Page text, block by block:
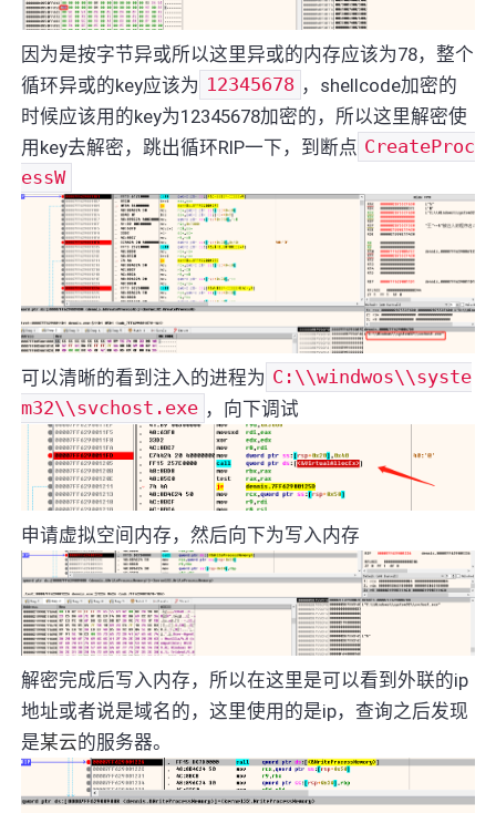
因为是按字节异或所以这里异或的内存应该为78，整个
循环异或的key应该为 12345678 ，shellcode加密的
时候应该用的key为12345678加密的，所以这里解密使
用key去解密，跳出循环RIP一下，到断点 CreateProc
essW
可以清晰的看到注入的进程为 C:\\windwos\\syste
m32\\svchost.exe ，向下调试
申请虚拟空间内存，然后向下为写入内存
解密完成后写入内存，所以在这里是可以看到外联的ip
地址或者说是域名的，这里使用的是ip，查询之后发现
是某云的服务器。